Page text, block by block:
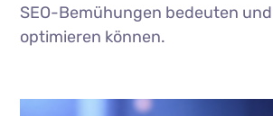
SEO-Bemühungen bedeuten und
optimieren können.